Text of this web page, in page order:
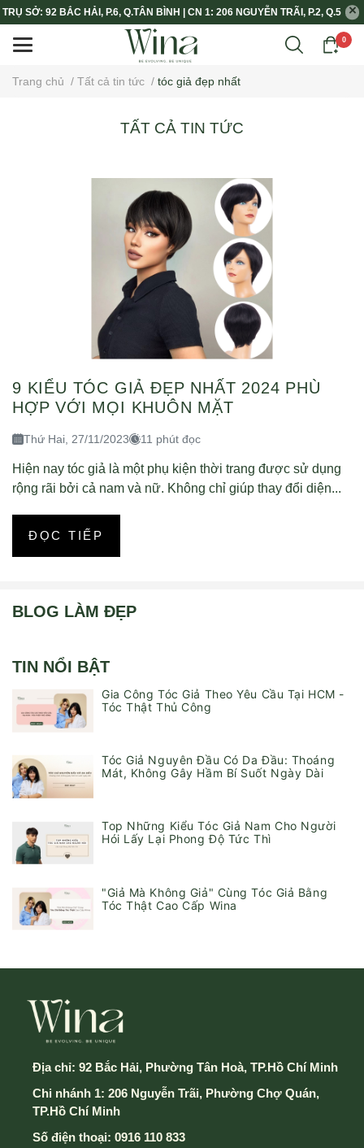
TRỤ SỞ: 92 BẮC HẢI, P.6, Q.TÂN BÌNH | CN 1: 206 NGUYỄN TRÃI, P.2, Q.5
0
Trang chủ / Tất cả tin tức / tóc giả đẹp nhất
TẤT CẢ TIN TỨC
9 KIỂU TÓC GIẢ ĐẸP NHẤT 2024 PHÙ
HỢP VỚI MỌI KHUÔN MẶT
Thứ Hai, 27/11/2023 11 phút đọc
Hiện nay tóc giả là một phụ kiện thời trang được sử dụng
rộng rãi bởi cả nam và nữ. Không chỉ giúp thay đổi diện...
ĐỌC TIẾP
BLOG LÀM ĐẸP
TIN NỔI BẬT
Gia Công Tóc Giả Theo Yêu Cầu Tại HCM -
Tóc Thật Thủ Công
Tóc Giả Nguyên Đầu Có Da Đầu: Thoáng
Mát, Không Gây Hầm Bí Suốt Ngày Dài
Top Những Kiểu Tóc Giả Nam Cho Người
Hói Lấy Lại Phong Độ Tức Thì
"Giả Mà Không Giả" Cùng Tóc Giả Bằng
Tóc Thật Cao Cấp Wina
Địa chỉ: 92 Bắc Hải, Phường Tân Hoà, TP.Hồ Chí Minh
Chi nhánh 1: 206 Nguyễn Trãi, Phường Chợ Quán,
TP.Hồ Chí Minh
Số điện thoại: 0916 110 833